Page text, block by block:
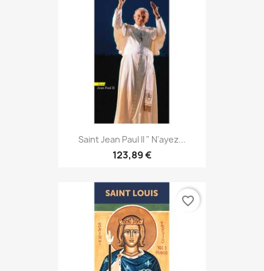
Saint Jean Paul II " N'ayez...
123,89 €
favorite_border